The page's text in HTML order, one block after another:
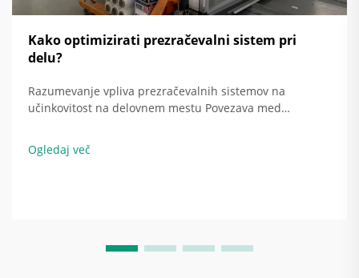
Kako optimizirati prezračevalni sistem pri
delu?
Razumevanje vpliva prezračevalnih sistemov na
učinkovitost na delovnem mestu Povezava med
nastavljeni, dejansko varčujejo z energijo tako, da
Ogledaj več